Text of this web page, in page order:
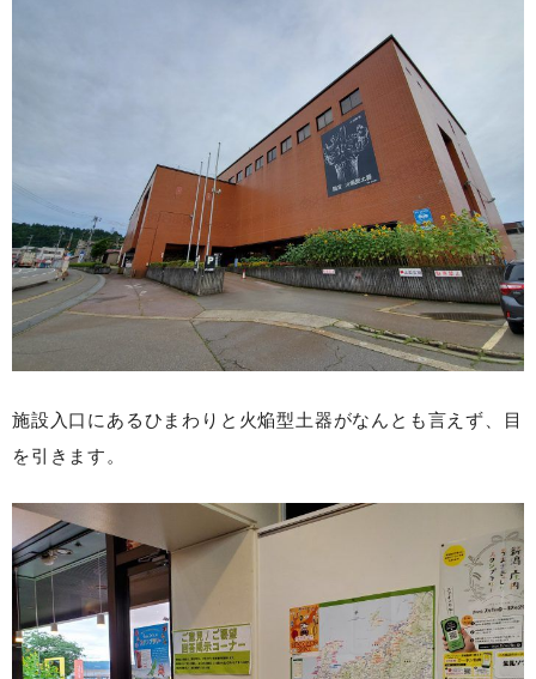
施設入口にあるひまわりと火焔型土器がなんとも言えず、目
を引きます。